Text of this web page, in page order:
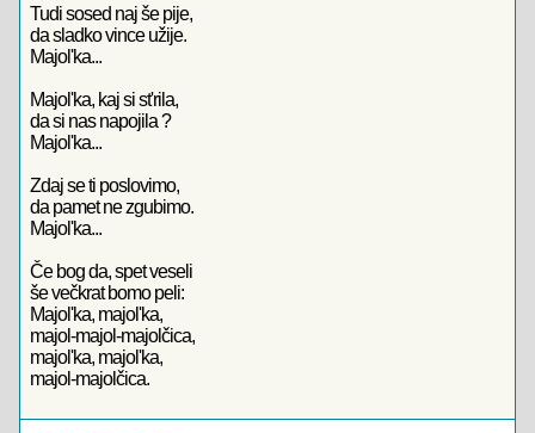
Tudi sosed naj še pije,
da sladko vince užije.
Majol'ka...
Majol'ka, kaj si st'rila,
da si nas napojila ?
Majol'ka...
Zdaj se ti poslovimo,
da pamet ne zgubimo.
Majol'ka...
Če bog da, spet veseli
še večkrat bomo peli:
Majol'ka, majol'ka,
majol-majol-majolčica,
majol'ka, majol'ka,
majol-majolčica.